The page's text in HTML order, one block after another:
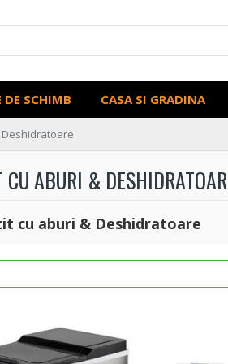
DE SCHIMB CASA SI GRADINA
ABURI &
cu aburi & Deshidratoare